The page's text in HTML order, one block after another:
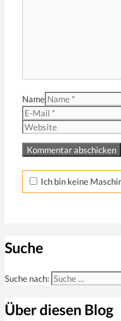
Name
Ich bin keine
Suche
Suche nach:
Über diesen Blog